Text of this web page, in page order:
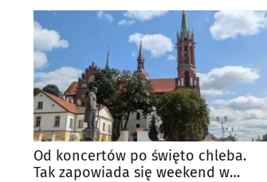
Od koncertów po święto chleba.
Tak zapowiada się weekend w